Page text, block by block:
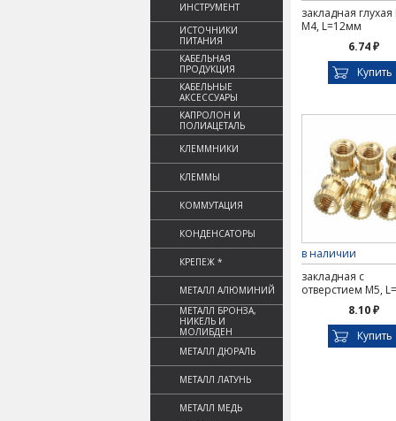
ИНСТРУМЕНТ
ИСТОЧНИКИ
ПИТАНИЯ
КАБЕЛЬНАЯ
ПРОДУКЦИЯ
КАБЕЛЬНЫЕ
АКСЕССУАРЫ
КАПРОЛОН И
ПОЛИАЦЕТАЛЬ
КЛЕММНИКИ
КЛЕММЫ
КОММУТАЦИЯ
КОНДЕНСАТОРЫ
КРЕПЕЖ *
МЕТАЛЛ АЛЮМИНИЙ
МЕТАЛЛ БРОНЗА,
НИКЕЛЬ И
МОЛИБДЕН
МЕТАЛЛ ДЮРАЛЬ
МЕТАЛЛ ЛАТУНЬ
МЕТАЛЛ МЕДЬ
закладная глухая
M4, L=12мм
6.74 ₽
Купить
в наличии
закладная с
отверстием М5,
8.10 ₽
Купить